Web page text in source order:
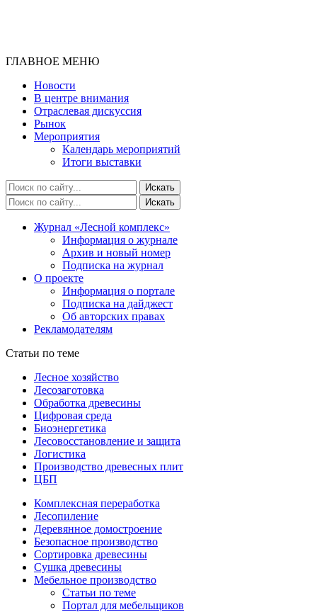
ГЛАВНОЕ МЕНЮ
Новости
В центре внимания
Отраслевая дискуссия
Рынок
Мероприятия
Календарь мероприятий
Итоги выставки
Журнал «Лесной комплекс»
Информация о журнале
Архив и новый номер
Подписка на журнал
О проекте
Информация о портале
Подписка на дайджест
Об авторских правах
Рекламодателям
Статьи по теме
Лесное хозяйство
Лесозаготовка
Обработка древесины
Цифровая среда
Биоэнергетика
Лесовосстановление и защита
Логистика
Производство древесных плит
ЦБП
Комплексная переработка
Лесопиление
Деревянное домостроение
Безопасное производство
Сортировка древесины
Сушка древесины
Мебельное производство
Статьи по теме
Портал для мебельщиков